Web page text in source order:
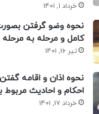
خرداد 1, 1401
نحوه وضو گرفتن
کامل و مرحله به مرحله
تیر 16, 1401
نحوه اذان و اقامه
احکام و احادیث مربوط
خرداد 17, 1401